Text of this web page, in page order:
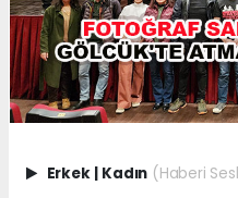
Erkek | Kadın (Haberi